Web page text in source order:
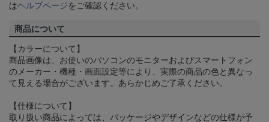
はヘルプページをご確認ください。
商品について
【カラーについて】
商品画像は、お使いのパソコンのモニターおよびスマートフォン
のメーカー・機種・画面設定等により、実際の商品の色と異なっ
て見える場合がございます。あらかじめご了承ください。
【仕様について】
取り扱い商品によっては、パッケージやデザインなどの仕様が予